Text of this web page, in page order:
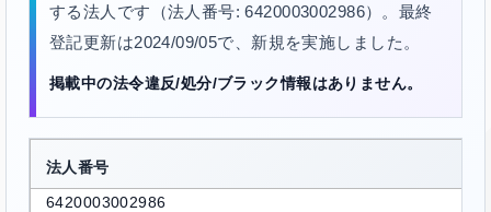
する法人です（法人番号: 6420003002986）。最終
登記更新は2024/09/05で、新規を実施しました。
掲載中の法令違反/処分/ブラック情報はありません。
法人番号
6420003002986